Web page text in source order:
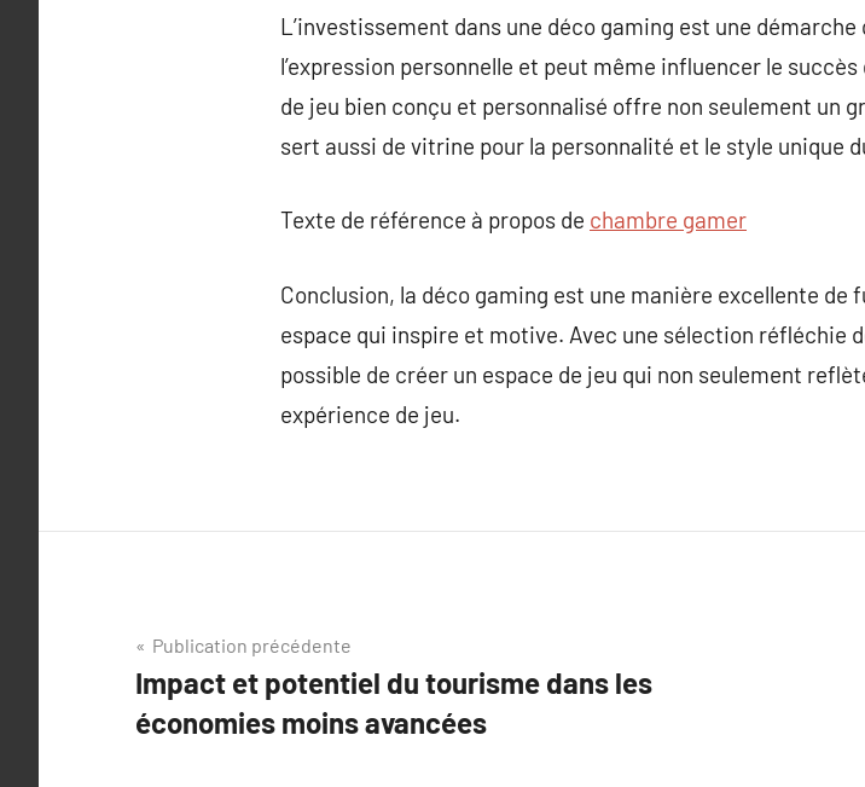
L’investissement dans une déco gaming est une
l’expression personnelle et peut même influencer le
de jeu bien conçu et personnalisé offre non seulement un
sert aussi de vitrine pour la personnalité et le style unique
Texte de référence à propos de chambre gamer
Conclusion, la déco gaming est une manière excellente
espace qui inspire et motive. Avec une sélection réfléchie
possible de créer un espace de jeu qui non seulement
expérience de jeu.
Navigation
de
l’article
Publication précédente
Impact et potentiel du tourisme dans les
économies moins avancées